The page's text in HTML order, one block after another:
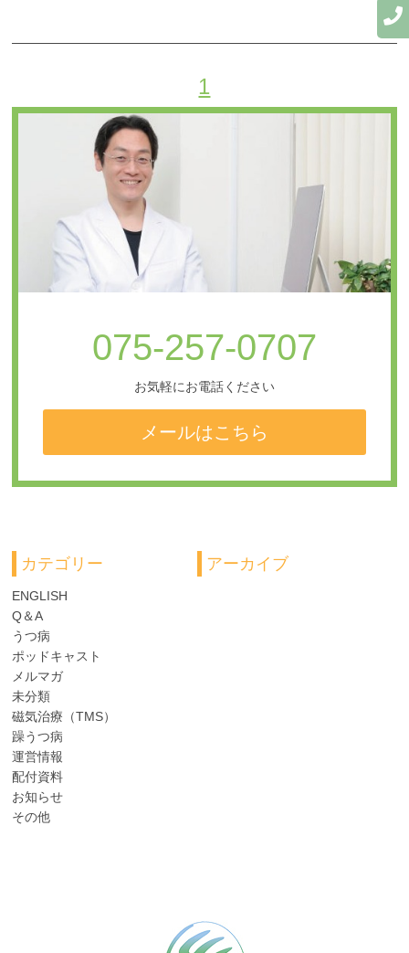
る方
1
075-257-0707
お気軽にお電話ください
メールはこちら
カテゴリー
ENGLISH
Q＆A
うつ病
ポッドキャスト
メルマガ
未分類
磁気治療（TMS）
躁うつ病
運営情報
配付資料
お知らせ
その他
アーカイブ